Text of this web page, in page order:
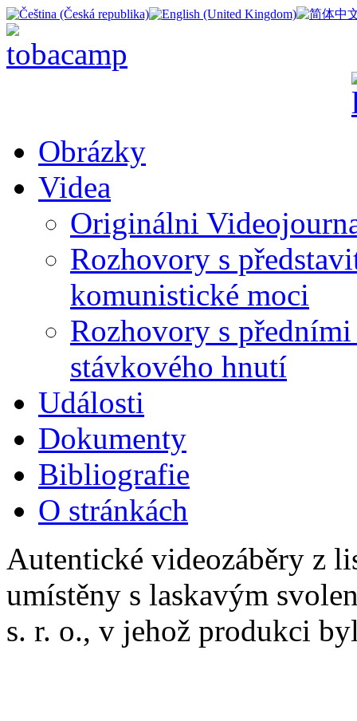
Obrázky
Videa
Originálni
Rozhovory s
komunistické moci
Rozhovory s
stávkového hnutí
Události
Dokumenty
Bibliografie
O stránkách
Autentické videozáběry z
umístěny s laskavým
s. r. o., v jehož produkci